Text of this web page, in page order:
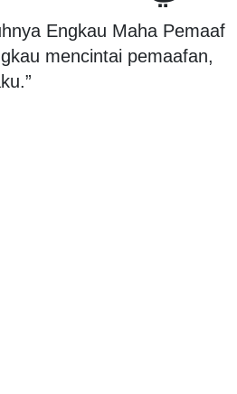
Engkau Maha Pemaaf
mencintai pemaafan,